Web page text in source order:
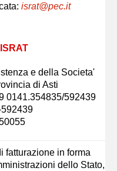
israt@pec.it
ISRAT
e della Societa'
di Asti
0141.354835/592439
fatturazione in forma
dello Stato,